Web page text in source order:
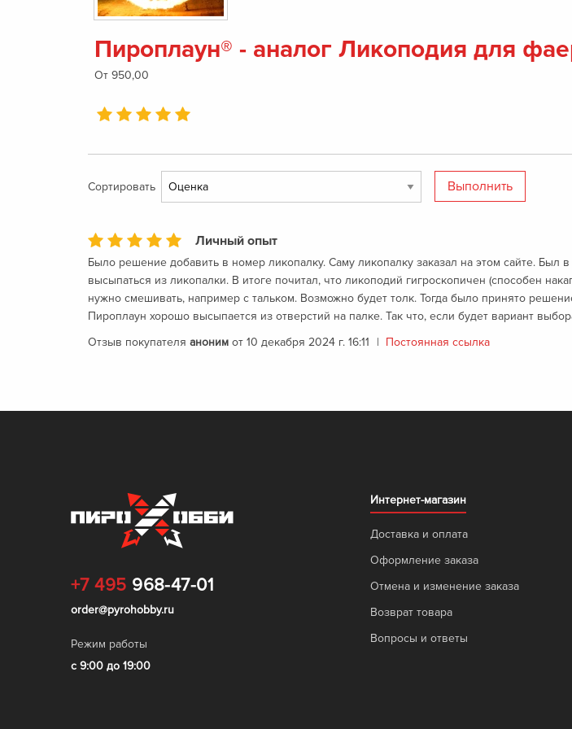
Пироплаун® - аналог Ликоподия для
От 950,00
Сортировать
Личный опыт
Было решение добавить в номер ликопалку. Саму ликопалку заказал на этом сайте.
высыпаться из ликопалки. В итоге почитал, что ликоподий гигроскопичен (способен
нужно смешивать, например с тальком. Возможно будет толк. Тогда было принято
Пироплаун хорошо высыпается из отверстий на палке. Так что, если будет вариант
Отзыв покупателя анонимот 10 декабря 2024 г. 16:11 | Постоянная ссылка
+7 495 968-47-01
order@pyrohobby.ru
Режим работы
с 9:00 до 19:00
Интернет-магазин
Доставка и оплата
Оформление заказа
Отмена и изменение заказа
Возврат товара
Вопросы и ответы